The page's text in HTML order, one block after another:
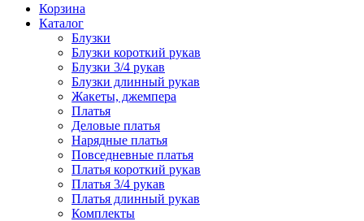
Корзина
Каталог
Блузки
Блузки короткий рукав
Блузки 3/4 рукав
Блузки длинный рукав
Жакеты, джемпера
Платья
Деловые платья
Нарядные платья
Повседневные платья
Платья короткий рукав
Платья 3/4 рукав
Платья длинный рукав
Комплекты